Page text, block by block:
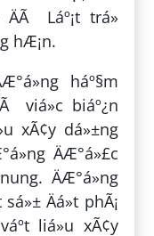
Láº¡t trá»
hÆ¡n.
háº§m
viá»c biáº¿n
xÃ¢y dá»±ng
ÄÆ°á»£c
ÄÆ°á»ng
Äá»t phÃ¡
váº­t liá»u xÃ¢y